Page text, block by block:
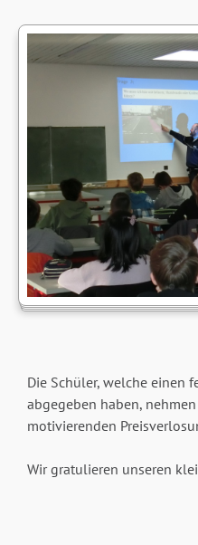
Die Schüler, welche einen
abgegeben haben,
motivierenden
Wir gratulieren unseren